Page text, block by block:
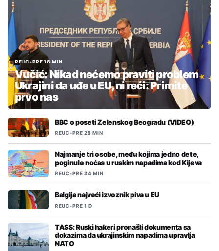
REUC•PRE 16 MIN
Vučić: Nikad nećemo praviti problem
Ukrajini da uđe u EU, ni reći: Primite
prvo nas
BBC o poseti Zelenskog Beogradu (VIDEO)
REUC•PRE 28 MIN
Najmanje tri osobe, među kojima jedno dete,
poginule noćas u ruskim napadima kod Kijeva
REUC•PRE 34 MIN
Balgija najveći izvoznik piva u EU
REUC•PRE 1 D
TASS: Ruski hakeri pronašli dokumenta sa
dokazima da ukrajinskim napadima upravlja
NATO